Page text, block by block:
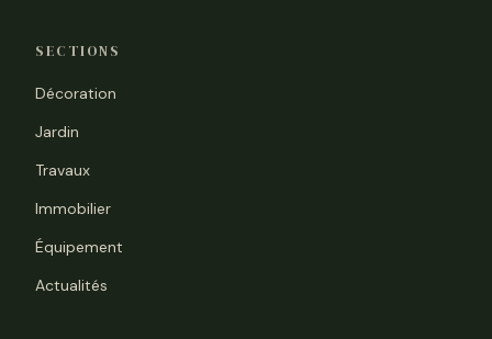
SECTIONS
Décoration
Jardin
Travaux
Immobilier
Équipement
Actualités